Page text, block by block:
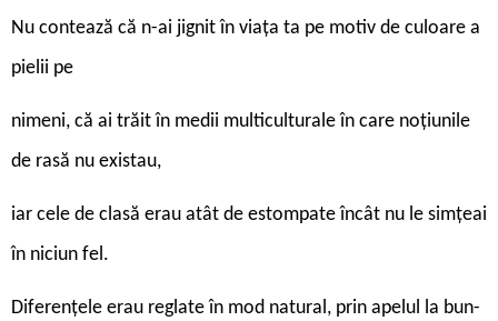
Nu contează că n-ai jignit în viața ta pe motiv de culoare a
pielii pe
nimeni, că ai trăit în medii multiculturale în care noțiunile
de rasă nu existau,
iar cele de clasă erau atât de estompate încât nu le simțeai
în niciun fel.
Diferențele erau reglate în mod natural, prin apelul la bun-